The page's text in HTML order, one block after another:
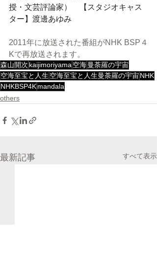
授・文芸評論家）　【スタジオキャス
ター】渡邊あゆみ
2011年に放送された番組がNHK BSP４
Kで再放送されます。
森山開次 kaijimoriyama 空海曼荼羅の宇宙
空海至宝と人生 空海至宝と人生曼荼羅の宇宙NHK
NHKBSP4Kmandala
others
最新記事 すべて表示